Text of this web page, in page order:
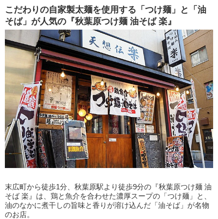
こだわりの自家製太麺を使用する「つけ麺」と「油
そば」が人気の『秋葉原つけ麺 油そば 楽』
末広町から徒歩1分、秋葉原駅より徒歩9分の『秋葉原つけ麺 油
そば 楽』は、鶏と魚介を合わせた濃厚スープの「つけ麺」と、
油のなかに煮干しの旨味と香りが溶け込んだ「油そば」が名物
のお店。